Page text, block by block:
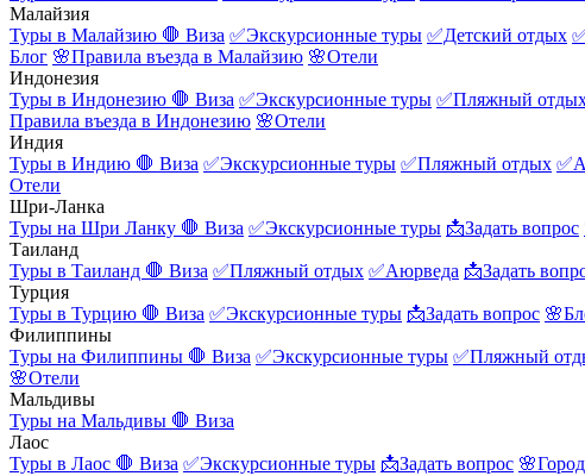
Малайзия
Туры в Малайзию 🛑 Виза ✅Экскурсионные туры ✅Детский отдых
Блог 🌸Правила въезда в Малайзию 🌸Отели
Индонезия
Туры в Индонезию 🛑 Виза ✅Экскурсионные туры ✅Пляжный
Правила въезда в Индонезию 🌸Отели
Индия
Туры в Индию 🛑 Виза ✅Экскурсионные туры ✅Пляжный отдых
Отели
Шри-Ланка
Туры на Шри Ланку 🛑 Виза ✅Экскурсионные туры 📩Задать вопрос
Таиланд
Туры в Таиланд 🛑 Виза ✅Пляжный отдых ✅Аюрведа 📩Задать
Турция
Туры в Турцию 🛑 Виза ✅Экскурсионные туры 📩Задать вопрос
Филиппины
Туры на Филиппины 🛑 Виза ✅Экскурсионные туры ✅Пляжный
🌸Отели
Мальдивы
Туры на Мальдивы 🛑 Виза
Лаос
Туры в Лаос 🛑 Виза ✅Экскурсионные туры 📩Задать вопрос